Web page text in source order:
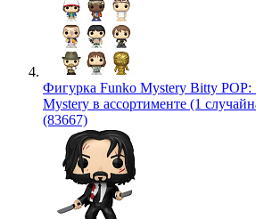
Фигурка Funko Mystery Bitty POP:
Mystery в ассортименте (1
(83667)